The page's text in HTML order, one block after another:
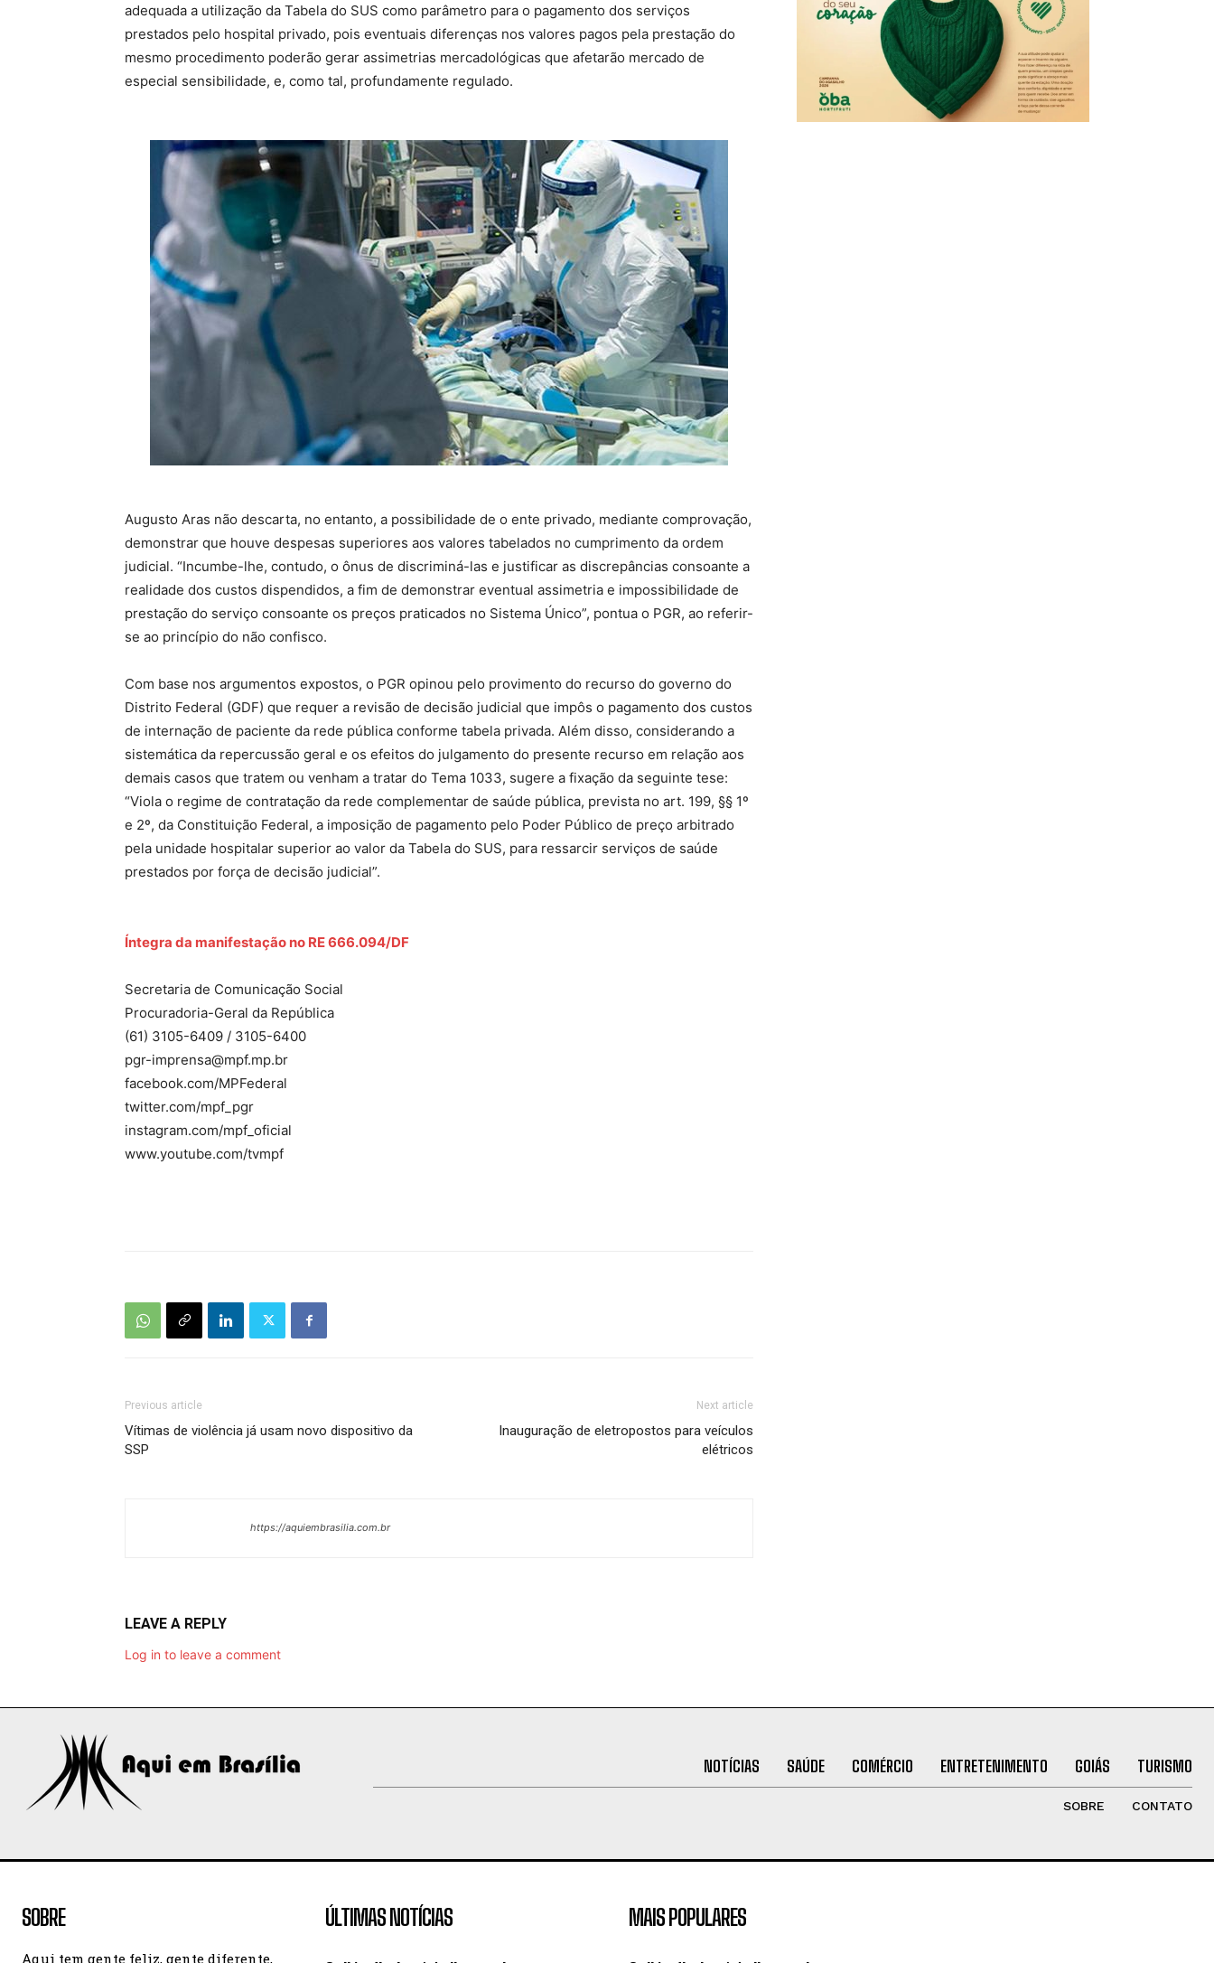
adequada a utilização da Tabela do SUS como parâmetro para o pagamento dos serviços
prestados pelo hospital privado, pois eventuais diferenças nos valores pagos pela prestação do
mesmo procedimento poderão gerar assimetrias mercadológicas que afetarão mercado de
especial sensibilidade, e, como tal, profundamente regulado.
Augusto Aras não descarta, no entanto, a possibilidade de o ente privado, mediante comprovação,
demonstrar que houve despesas superiores aos valores tabelados no cumprimento da ordem
judicial. “Incumbe-lhe, contudo, o ônus de discriminá-las e justificar as discrepâncias consoante a
realidade dos custos dispendidos, a fim de demonstrar eventual assimetria e impossibilidade de
prestação do serviço consoante os preços praticados no Sistema Único”, pontua o PGR, ao referir-
se ao princípio do não confisco.
Com base nos argumentos expostos, o PGR opinou pelo provimento do recurso do governo do
Distrito Federal (GDF) que requer a revisão de decisão judicial que impôs o pagamento dos custos
de internação de paciente da rede pública conforme tabela privada. Além disso, considerando a
sistemática da repercussão geral e os efeitos do julgamento do presente recurso em relação aos
demais casos que tratem ou venham a tratar do Tema 1033, sugere a fixação da seguinte tese:
“Viola o regime de contratação da rede complementar de saúde pública, prevista no art. 199, §§ 1º
e 2º, da Constituição Federal, a imposição de pagamento pelo Poder Público de preço arbitrado
pela unidade hospitalar superior ao valor da Tabela do SUS, para ressarcir serviços de saúde
prestados por força de decisão judicial”.
Íntegra da manifestação no RE 666.094/DF
Secretaria de Comunicação Social
Procuradoria-Geral da República
(61) 3105-6409 / 3105-6400
pgr-imprensa@mpf.mp.br
facebook.com/MPFederal
twitter.com/mpf_pgr
instagram.com/mpf_oficial
www.youtube.com/tvmpf
Previous article
Vítimas de violência já usam novo dispositivo da
SSP
Next article
Inauguração de eletropostos para veículos
elétricos
https://aquiembrasilia.com.br
LEAVE A REPLY
Log in to leave a comment
NOTÍCIAS SAÚDE COMÉRCIO ENTRETENIMENTO GOIÁS TURISMO
SOBRE CONTATO
SOBRE
Aqui tem gente feliz, gente diferente,
ÚLTIMAS NOTÍCIAS MAIS POPULARES